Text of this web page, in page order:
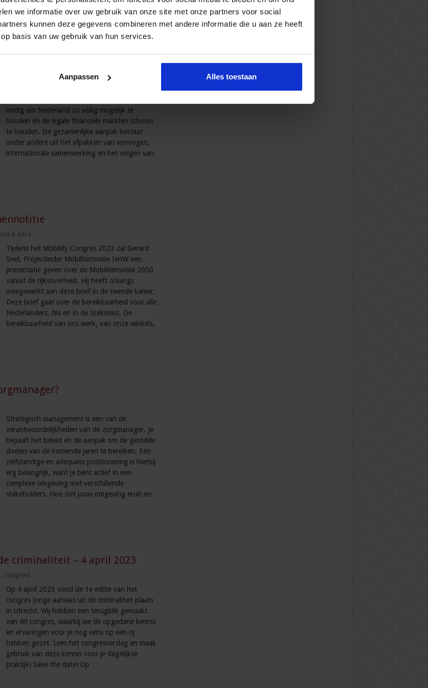
we informatie over uw gebruik van onze site met onze partners voor social
kunnen deze gegevens combineren met andere informatie die u aan ze heeft
basis van uw gebruik van hun services.
Aanpassen Alles toestaan
gebeurt niet voor
Het Openbaar Ministerie (OM) zet zich samen
nodig om Nederland zo veilig mogelijk te
houden én de legale financiële markten schoon
te houden. De gezamenlijke aanpak bestaat
onder andere uit het afpakken van vermogen,
internationale samenwerking en het volgen van
& Infra
Tijdens het Mobility Congres 2023 zal Gerard
Snel, Projectleider Mobiliteitsvisie IenW een
presentatie geven over de Mobiliteitsvisie 2050
vanuit de rijksoverheid. Hij heeft onlangs
meegewerkt aan deze brief in de tweede kamer:
Deze brief gaat over de bereikbaarheid voor alle
Nederlanders. Nu en in de toekomst. De
bereikbaarheid van ons werk, van onze winkels,
Strategisch management is een van de
verantwoordelijkheden van de zorgmanager. Je
bepaalt het beleid en de aanpak om de gestelde
doelen van de komende jaren te bereiken. Een
zelfstandige en adequate positionering is hierbij
erg belangrijk, want je bent actief in een
complexe omgeving met verschillende
stakeholders. Hoe ziet jouw omgeving eruit en
criminaliteit – 4 april 2023
, Veiligheid
Op 4 april 2023 vond de 1e editie van het
congres Jonge aanwas uit de criminaliteit plaats
in Utrecht. Wij hebben een terugblik gemaakt
van dit congres, waarbij we de opgedane kennis
en ervaringen voor je nog eens op een rij
hebben gezet. Lees het congresverslag en maak
gebruik van deze kennis voor je dagelijkse
praktijk! Save the date! Op …